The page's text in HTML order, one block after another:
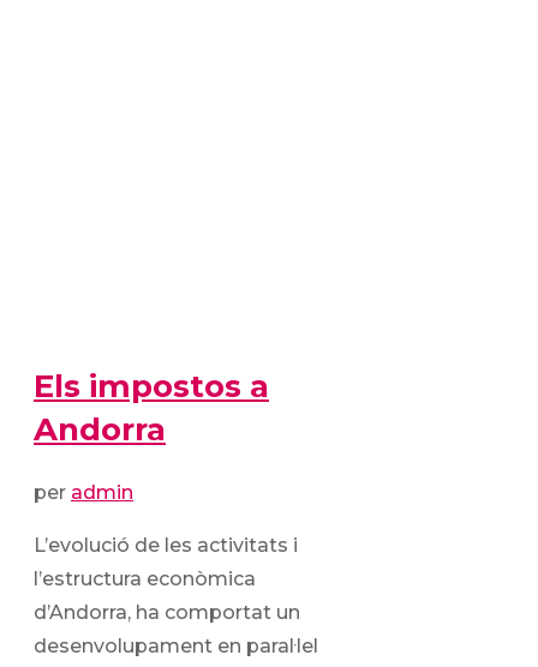
Els impostos a
Andorra
per admin
L’evolució de les activitats i
l’estructura econòmica
d’Andorra, ha comportat un
desenvolupament en paral·lel